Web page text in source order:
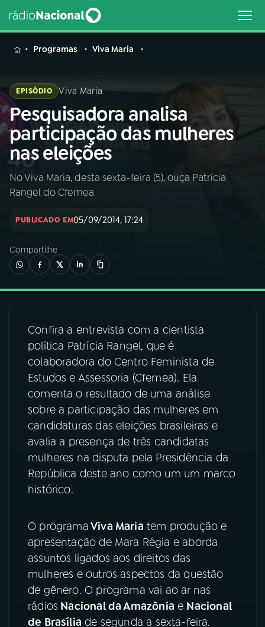
MENU
Buscar
na
Rádio
Nacional
Buscar
AO VIVO
INÍCIO
02A RÁDIO
03PROGRAMAÇÃO
04PROGRAMAS
PODCASTS
06VIDEOCASTS
ÚLTIMAS
08FESTIVAL DE MÚSICA
ACOMPANHE A RÁDIO NACIONAL
YouTube Facebook
TikTok
Programas Viva Maria
EPISÓDIO Viva Maria
Pesquisadora analisa
participação das mulheres
nas eleições
No Viva Maria, desta sexta-feira (5), ouça Patrícia
Rangel do Cfemea
PUBLICADO EM05/09/2014, 17:24
Compartilhe
Confira a entrevista com a cientista
política Patrícia Rangel, que é
colaboradora do Centro Feminista de
Estudos e Assessoria (Cfemea). Ela
comenta o resultado de uma análise
sobre a participação das mulheres em
candidaturas das eleições brasileiras e
avalia a presença de três candidatas
mulheres na disputa pela Presidência da
República deste ano como um um marco
histórico.
O programaViva Maria tem produção e
apresentação de Mara Régia e aborda
assuntos ligados aos direitos das
mulheres e outros aspectos da questão
de gênero. O programa vai ao ar nas
rádios Nacional da Amazônia e Nacional
de Brasília de segunda a sexta-feira.